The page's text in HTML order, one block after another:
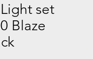
set
Blaze